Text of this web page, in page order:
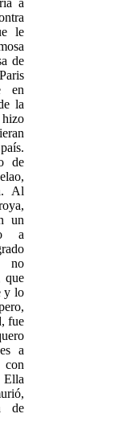
a
le
de
en
la
de
Al
un
a
no
que
y lo
fue
a
con
Ella
de